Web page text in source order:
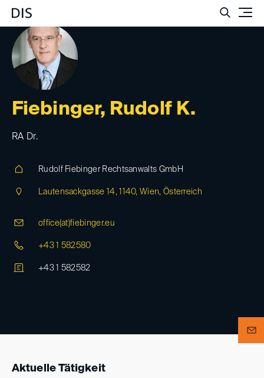
Fiebinger, Rudolf K.
RA Dr.
Rudolf Fiebinger Rechtsanwalts GmbH
Lautensackgasse 14, 1140, Wien, Österreich
office(at)fiebinger.eu
+43 1 582580
+43 1 582582
Aktuelle Tätigkeit